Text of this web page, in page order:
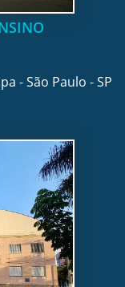
- São Paulo - SP